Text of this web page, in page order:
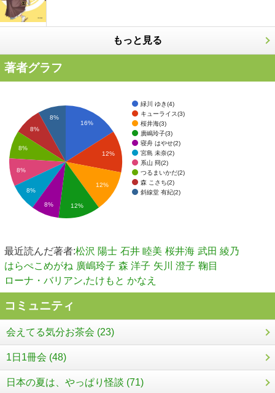
もっと見る
著者グラフ
緑川 ゆき(4)
キューライス(3)
桜井海(3)
廣嶋玲子(3)
寝舟 はやせ(2)
宮島 未奈(2)
系山 冏(2)
つるまいかだ(2)
森 こさち(2)
斜線堂 有紀(2)
16%
12%
12%
8%
8%
8%
8%
8%
8% 12%
最近読んだ著者:松沢 陽士 石井 睦美 桜井海 武田 綾乃
はらぺこめがね 廣嶋玲子 森 洋子 矢川 澄子 鞠目
ローナ・バリアン,たけもと かなえ
コミュニティ
会えてる気分お茶会 (23)
1日1冊会 (48)
日本の夏は、やっぱり怪談 (71)